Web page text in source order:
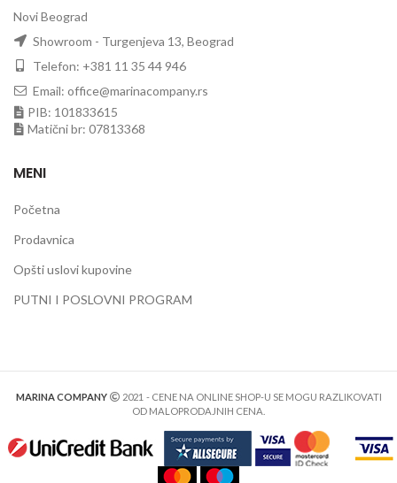
Novi Beograd
Showroom - Turgenjeva 13, Beograd
Telefon: +381 11 35 44 946
Email: office@marinacompany.rs
PIB: 101833615
Matični br: 07813368
MENI
Početna
Prodavnica
Opšti uslovi kupovine
PUTNI I POSLOVNI PROGRAM
MARINA COMPANY 2021 - CENE NA ONLINE SHOP-U SE MOGU RAZLIKOVATI
OD MALOPRODAJNIH CENA.